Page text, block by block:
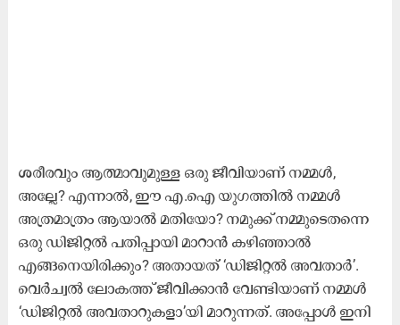
ശരീരവും ആത്മാവുമുള്ള ഒരു ജീവിയാണ് നമ്മൾ,
അല്ലേ? എന്നാൽ, ഈ എ.ഐ യുഗത്തിൽ നമ്മൾ
അത്രമാത്രം ആയാൽ മതിയോ? നമുക്ക് നമ്മുടെതന്നെ
ഒരു ഡിജിറ്റൽ പതിപ്പായി മാറാൻ കഴിഞ്ഞാൽ
എങ്ങനെയിരിക്കും? അതായത് ‘ഡിജിറ്റൽ അവതാർ’.
വെർച്വൽ ലോകത്ത് ജീവിക്കാൻ വേണ്ടിയാണ് നമ്മൾ
‘ഡിജിറ്റൽ അവതാറുകളാ’യി മാറുന്നത്. അപ്പോൾ ഇനി